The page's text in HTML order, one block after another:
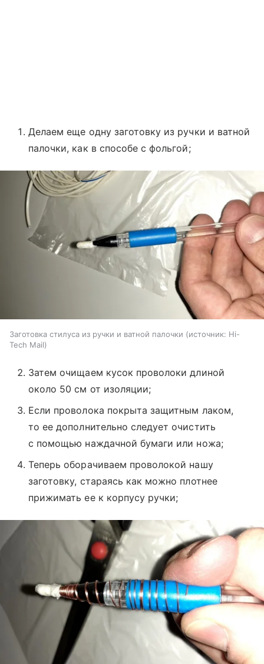
Делаем еще одну заготовку из ручки и ватной
палочки, как в способе с фольгой;
Заготовка стилуса из ручки и ватной палочки источник: Hi-
Tech Mail
Затем очищаем кусок проволоки длиной
около 50 см от изоляции;
Если проволока покрыта защитным лаком,
то ее дополнительно следует очистить
с помощью наждачной бумаги или ножа;
Теперь оборачиваем проволокой нашу
заготовку, стараясь как можно плотнее
прижимать ее к корпусу ручки;